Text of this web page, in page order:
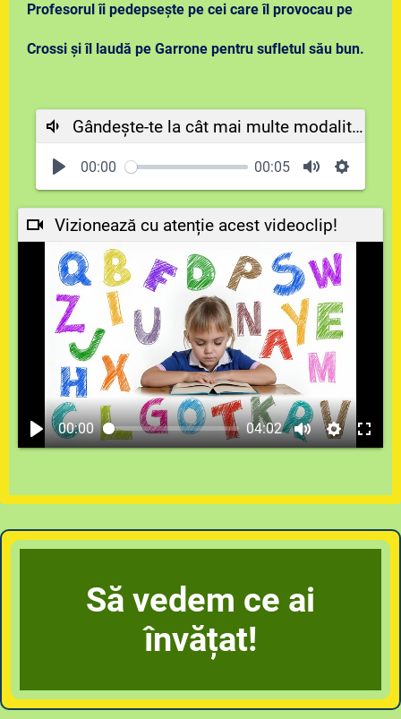
Profesorul îi pedepsește pe cei care îl provocau pe
Crossi și îl laudă pe Garrone pentru sufletul său bun.
Gândește-te la cât mai multe modalități prin care o persoană poate fi generoasă.
00:00 00:05
Vizionează cu atenție acest videoclip!
00:00 04:02
Să vedem ce ai
învățat!